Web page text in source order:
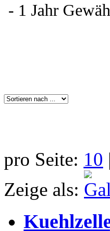
- 1 Jahr
pro Seite: 10 |
Zeige als: